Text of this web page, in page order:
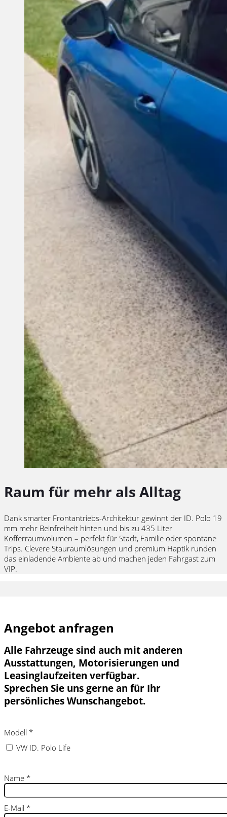
Raum für mehr als Alltag
Dank smarter Frontantriebs-Architektur gewinnt der ID. Polo 19
mm mehr Beinfreiheit hinten und bis zu 435 Liter
Kofferraumvolumen – perfekt für Stadt, Familie oder spontane
Trips. Clevere Stauraumlösungen und premium Haptik runden
das einladende Ambiente ab und machen jeden Fahrgast zum
VIP.
Angebot anfragen
Alle Fahrzeuge sind auch mit anderen
Ausstattungen, Motorisierungen und
Leasinglaufzeiten verfügbar.
Sprechen Sie uns gerne an für Ihr
persönliches Wunschangebot.
Modell *
VW ID. Polo Life
Name *
E-Mail *